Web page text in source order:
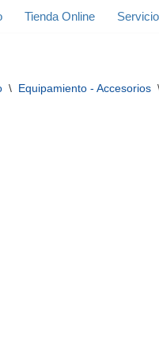
Tienda Online
\ Equipamiento - Accesorios